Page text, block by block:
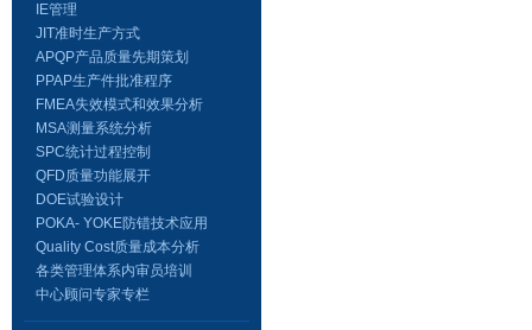
标准差、6σ、6Sigma)
IE管理
JIT准时生产方式
APQP产品质量先期策划
PPAP生产件批准程序
FMEA失效模式和效果分析
MSA测量系统分析
SPC统计过程控制
QFD质量功能展开
DOE试验设计
POKA- YOKE防错技术应用
Quality Cost质量成本分析
各类管理体系内审员培训
中心顾问专家专栏